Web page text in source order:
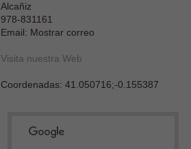
Alcañiz
978-831161
Email: Mostrar correo
Visita nuestra Web
Coordenadas: 41.050716;-0.155387